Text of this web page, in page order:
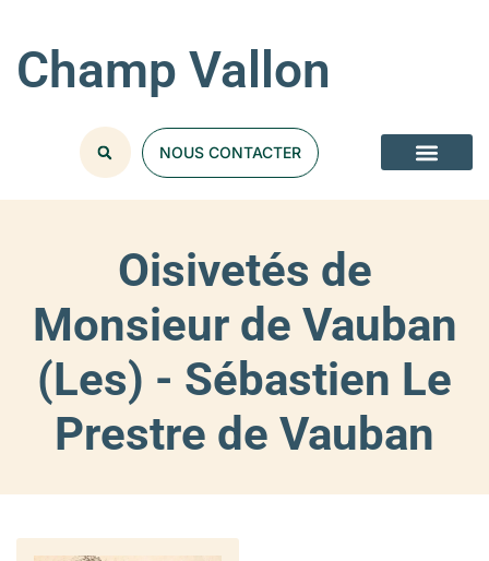
Champ Vallon
NOUS CONTACTER
Oisivetés de
Monsieur de Vauban
(Les) - Sébastien Le
Prestre de Vauban